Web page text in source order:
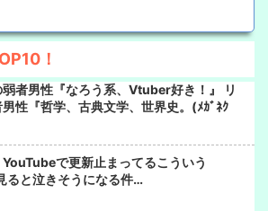
！
者男性『なろう系、Vtuber好き！』 リ
性『哲学、古典文学、世界史。(ﾒｶﾞﾈｸ
YouTubeで更新止まってるこういう
ると泣きそうになる件…